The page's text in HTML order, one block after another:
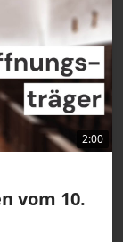
2:00
vom 10.